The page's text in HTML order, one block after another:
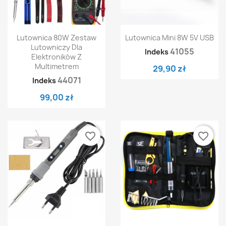
Lutownica 80W Zestaw
Lutowniczy Dla
Elektroników Z
Multimetrem
Indeks 44071
99,00 zł
Lutownica Mini 8W 5V USB
Indeks 41055
29,90 zł
favorite_border favorite_border